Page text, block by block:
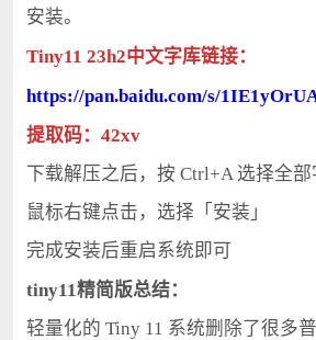
安装。
Tiny11 23h2中文字库链接：
https://pan.baidu.com/s/
提取码：42xv
下载解压之后，按 Ctrl+A 选择全
鼠标右键点击，选择「安装」
完成安装后重启系统即可
tiny11精简版总结：
轻量化的 Tiny 11 系统删除了很多